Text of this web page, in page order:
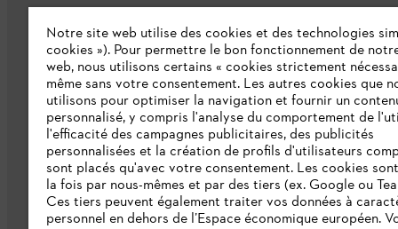
L'Entreprise
Qui sommes-nous ?
Presse
Emploi
Ligne Intégrité STIHL
Développement durable
Notre site web utilise des cookies et des technologies
cookies »). Pour permettre le bon fonctionnement de
web, nous utilisons certains « cookies strictement
même sans votre consentement. Les autres cookies que
utilisons pour optimiser la navigation et fournir un
personnalisé, y compris l'analyse du comportement de
l'efficacité des campagnes publicitaires, des publicités
personnalisées et la création de profils d'utilisateurs
sont placés qu'avec votre consentement. Les cookies
la fois par nous-mêmes et par des tiers (ex. Google ou
Ces tiers peuvent également traiter vos données à
personnel en dehors de l’Espace économique européen.